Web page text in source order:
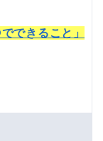
できること」